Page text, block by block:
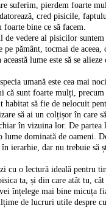
suferim, pierdem foarte
cred pisicile,
bine ce să facem.
vedere al pisicilor suntem
pe pământ, tocmai de aceea,
lume este să se alieze
umană este cea mai
că sunt foarte mulți,
habitat să fie de nelocuit
să ai un colțișor în care
chiar în vizuina lor. De partea
lume dominată de oameni.
ierarhie, dar nu trebuie să
cu o lectură ideală pentru
ta, și din care atât tu,
înțelege mai bine micuța
de lucruri utile despre